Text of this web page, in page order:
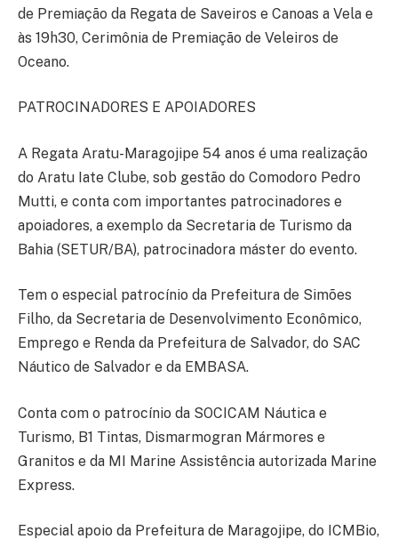
de Premiação da Regata de Saveiros e Canoas a Vela e
às 19h30, Cerimônia de Premiação de Veleiros de
Oceano.
PATROCINADORES E APOIADORES
A Regata Aratu-Maragojipe 54 anos é uma realização
do Aratu Iate Clube, sob gestão do Comodoro Pedro
Mutti, e conta com importantes patrocinadores e
apoiadores, a exemplo da Secretaria de Turismo da
Bahia (SETUR/BA), patrocinadora máster do evento.
Tem o especial patrocínio da Prefeitura de Simões
Filho, da Secretaria de Desenvolvimento Econômico,
Emprego e Renda da Prefeitura de Salvador, do SAC
Náutico de Salvador e da EMBASA.
Conta com o patrocínio da SOCICAM Náutica e
Turismo, B1 Tintas, Dismarmogran Mármores e
Granitos e da MI Marine Assistência autorizada Marine
Express.
Especial apoio da Prefeitura de Maragojipe, do ICMBio,